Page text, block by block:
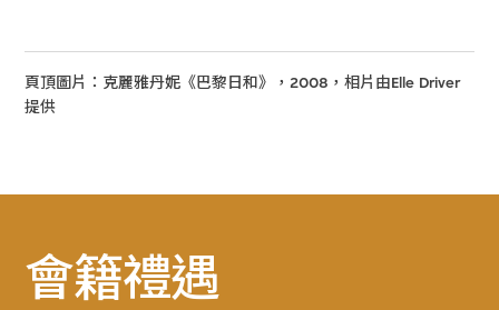
頁頂圖片：克麗雅丹妮《巴黎日和》，2008，相片由Elle Driver
提供
會籍禮遇